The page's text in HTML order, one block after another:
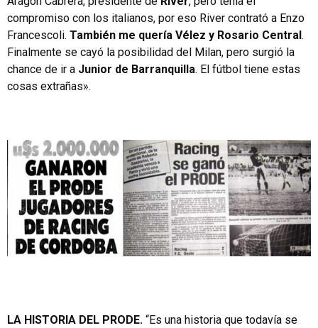
compromiso con los italianos, por eso River contrató a Enzo
Francescoli. También me quería Vélez y Rosario Central.
Finalmente se cayó la posibilidad del Milan, pero surgió la
chance de ir a Junior de Barranquilla. El fútbol tiene estas
cosas extrañas».
LA HISTORIA DEL PRODE. “Es una historia que todavía se